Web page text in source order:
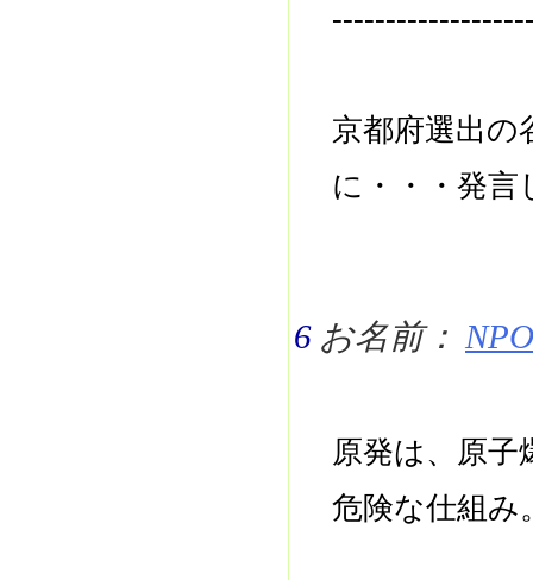
京都府選出の
に・・・発言
6 お名前：
原発は、原
危険な仕組み